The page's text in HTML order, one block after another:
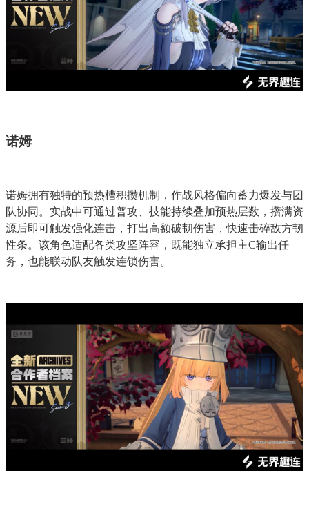
诺姆
诺姆拥有独特的预热槽积攒机制，作战风格偏向蓄力爆发与团
队协同。实战中可通过普攻、技能持续叠加预热层数，攒满资
源后即可触发强化连击，打出高额破韧伤害，快速击碎敌方韧
性条。该角色适配各类攻坚阵容，既能独立承担主C输出任
务，也能联动队友触发连锁伤害。